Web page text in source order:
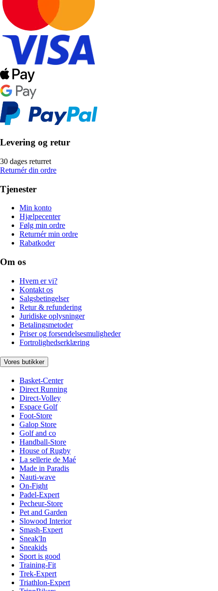
Levering og retur
30 dages returret
Returnér din ordre
Tjenester
Min konto
Hjælpecenter
Følg min ordre
Returnér min ordre
Rabatkoder
Om os
Hvem er vi?
Kontakt os
Salgsbetingelser
Retur & refundering
Juridiske oplysninger
Betalingsmetoder
Priser og forsendelsesmuligheder
Fortrolighedserklæring
Vores butikker
Basket-Center
Direct Running
Direct-Volley
Espace Golf
Foot-Store
Galop Store
Golf and co
Handball-Store
House of Rugby
La sellerie de Maé
Made in Paradis
Nauti-wave
On-Fight
Padel-Expert
Pecheur-Store
Pet and Garden
Slowood Interior
Smash-Expert
Sneak'In
Sneakids
Sport is good
Training-Fit
Trek-Expert
Triathlon-Expert